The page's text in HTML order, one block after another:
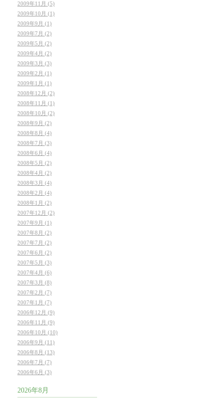
2009年11月 (5)
2009年10月 (1)
2009年9月 (1)
2009年7月 (2)
2009年5月 (2)
2009年4月 (2)
2009年3月 (3)
2009年2月 (1)
2009年1月 (1)
2008年12月 (2)
2008年11月 (1)
2008年10月 (2)
2008年9月 (2)
2008年8月 (4)
2008年7月 (3)
2008年6月 (4)
2008年5月 (2)
2008年4月 (2)
2008年3月 (4)
2008年2月 (4)
2008年1月 (2)
2007年12月 (2)
2007年9月 (1)
2007年8月 (2)
2007年7月 (2)
2007年6月 (2)
2007年5月 (3)
2007年4月 (6)
2007年3月 (8)
2007年2月 (7)
2007年1月 (7)
2006年12月 (9)
2006年11月 (9)
2006年10月 (10)
2006年9月 (11)
2006年8月 (13)
2006年7月 (7)
2006年6月 (3)
2026年8月